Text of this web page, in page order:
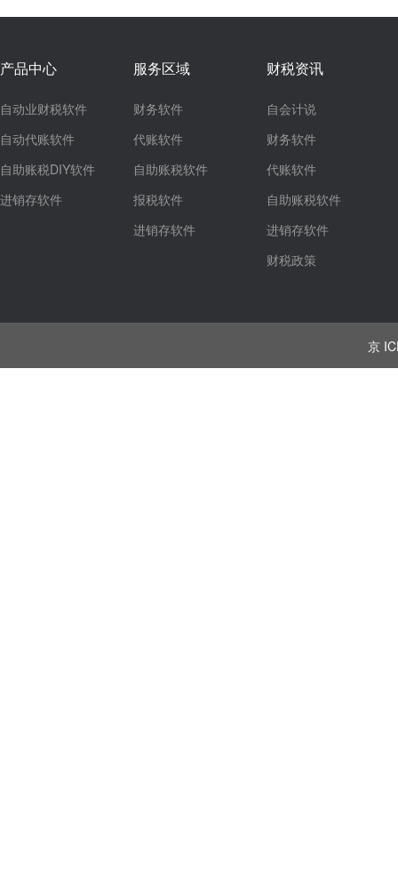
产品中心
自动业财税软件
自动代账软件
自助账税DIY软件
进销存软件
服务区域
财务软件
代账软件
自助账税软件
报税软件
进销存软件
财税资讯
自会计说
财务软件
代账软件
自助账税软件
进销存软件
财税政策
京